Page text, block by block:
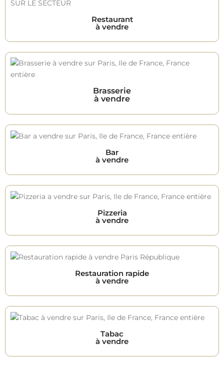
Restaurant
à vendre
Brasserie
à vendre
Bar
à vendre
Pizzeria
à vendre
Restauration rapide
à vendre
Tabac
à vendre